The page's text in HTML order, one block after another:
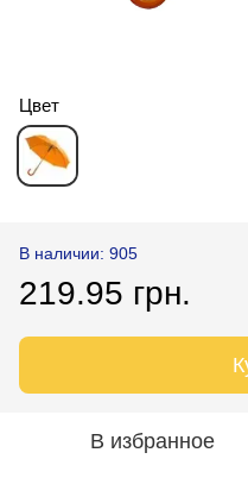
Цвет
В наличии: 905
219.95 грн.
В избранное